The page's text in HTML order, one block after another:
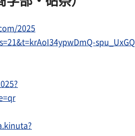
2025
spu_UxGQ